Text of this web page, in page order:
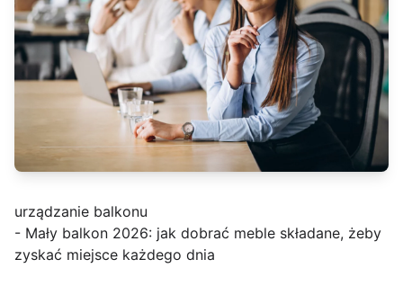
urządzanie balkonu
- Mały balkon 2026: jak dobrać meble składane, żeby
zyskać miejsce każdego dnia